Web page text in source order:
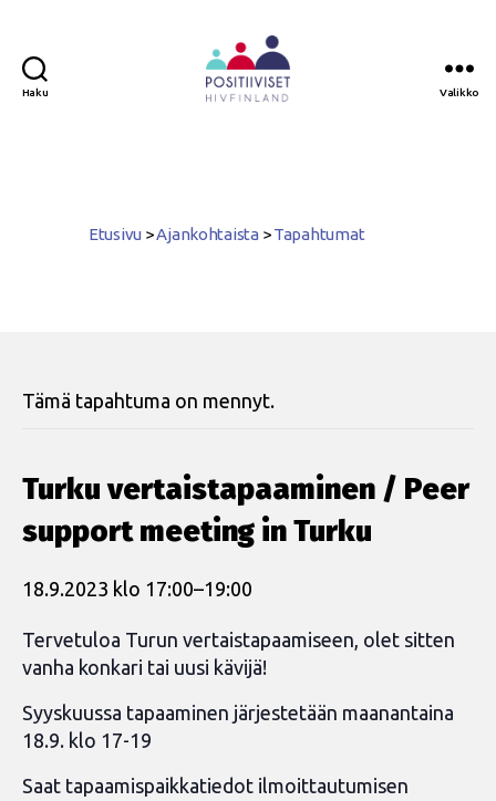
Haku Valikko
Etusivu >Ajankohtaista >Tapahtumat
Tämä tapahtuma on mennyt.
Turku vertaistapaaminen / Peer
support meeting in Turku
18.9.2023 klo 17:00–19:00
Tervetuloa Turun vertaistapaamiseen, olet sitten
vanha konkari tai uusi kävijä!
Syyskuussa tapaaminen järjestetään maanantaina
18.9. klo 17-19
Saat tapaamispaikkatiedot ilmoittautumisen